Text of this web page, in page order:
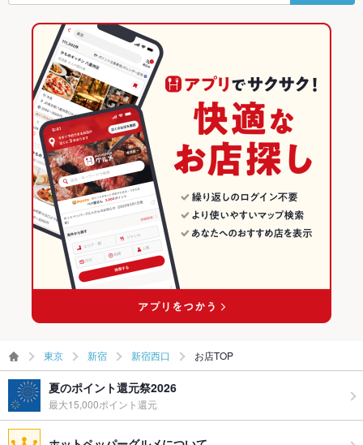
ー
その他設備 その他ご要望等お気軽にお問合せ下さい♪
その他
飲み放題 あり ：和牛・海鮮料理は地酒との相性抜群♪
食べ放題
なし ：どのコースもご満足頂けるお料理をご提供させて頂きま
す。
カクテル充実、焼酎充実、日本酒充実、ワイン充実
お子様連れ お子様連れOK
誕生日記念日無料特典有♪サプライズ宴会に最適◎
プライズ対
備考
新宿駅 × 和風
焼き鳥・鶏料理
新宿 × 和食
新宿 × 焼き鳥・鶏料理
新宿駅 × 和食
新宿駅 × 焼き鳥・鶏料理
新宿西口 × 焼き鳥・鶏料理
東京 × 居酒屋
東京 × 和風
東京 × 和食
東京 × 焼き鳥・鶏料理
東京の居酒屋ランキング
新宿のグルメランキング
新宿の居酒屋ランキング
新宿西口のグルメランキング
新宿西口の居酒屋ランキング
東京 新宿 新宿西口 お店TOP
夏のポイント還元祭2026
最大15,000ポイント還元